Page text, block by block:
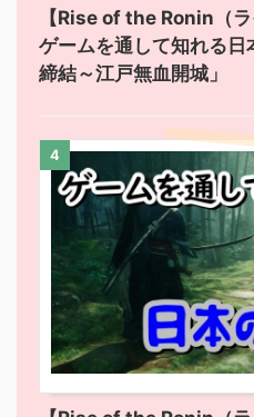
【Rise of the Ronin（ラ
ゲームを通して知れる
締結～江戸無血開城」
4